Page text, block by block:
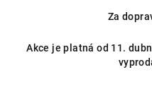
Za
Akce je platná od 11.